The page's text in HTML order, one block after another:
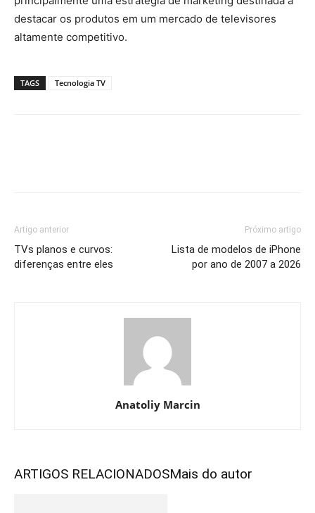
destacar os produtos em um mercado de televisores
altamente competitivo.
TAGS Tecnologia TV
Artigo anterior
TVs planos e curvos:
diferenças entre eles
Próximo artigo
Lista de modelos de iPhone
por ano de 2007 a 2026
Anatoliy Marcin
ARTIGOS RELACIONADOSMais do autor